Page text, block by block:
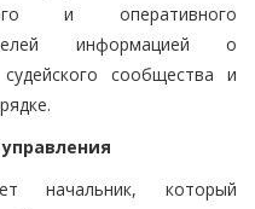
и оперативного
информацией о
сообщества и
начальник, который